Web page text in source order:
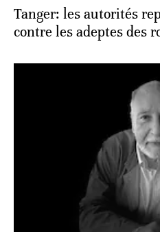
Tanger: les autorités
contre les adeptes des